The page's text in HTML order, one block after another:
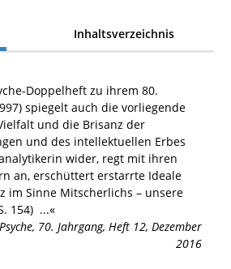
Inhaltsverzeichnis
Doppelheft zu ihrem 80.
spiegelt auch die vorliegende
und die Brisanz der
und des intellektuellen Erbes
wider, regt mit ihren
an, erschüttert erstarrte Ideale
im Sinne Mitscherlichs – unsere
154) ...«
Psyche, 70. Jahrgang, Heft 12, Dezember
2016